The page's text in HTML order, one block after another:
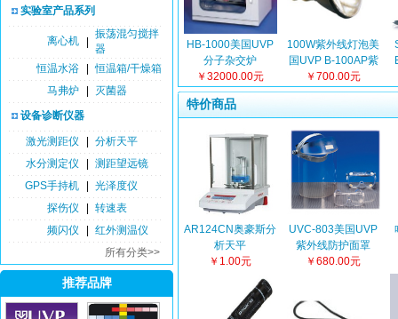
实验室产品系列
离心机
振荡混匀搅拌
器
恒温水浴
恒温箱/干燥箱
马弗炉
灭菌器
设备诊断仪器
激光测距仪
分析天平
水分测定仪
测距望远镜
GPS手持机
光泽度仪
探伤仪
转速表
频闪仪
红外测温仪
所有分类>>
推荐品牌
HB-1000美国UVP
分子杂交炉
￥32000.00元
100W紫外线灯泡美
国UVP B-100AP紫
外灯泡
￥700.00元
特价商品
AR124CN奥豪斯分
析天平
￥1.00元
UVC-803美国UVP
紫外线防护面罩
￥680.00元